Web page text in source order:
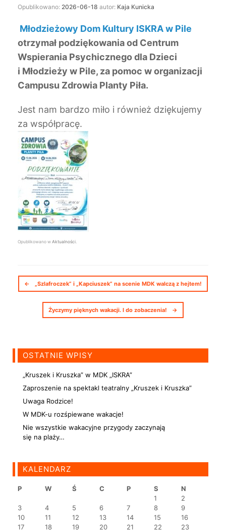
Opublikowano: 2026-06-18 autor: Kaja Kunicka
Młodzieżowy Dom Kultury ISKRA w Pile
otrzymał podziękowania od Centrum
Wspierania Psychicznego dla Dzieci
i Młodzieży w Pile, za pomoc w organizacji
Campusu Zdrowia Planty Piła.
Jest nam bardzo miło i również dziękujemy
za współpracę.
Opublikowano w Aktualności.
Nawigacja postów
← „Szlafroczek” i „Kapciuszek” na scenie MDK walczą z hejtem!
Życzymy pięknych wakacji. I do zobaczenia! →
OSTATNIE WPISY
„Kruszek i Kruszka” w MDK „ISKRA”
Zaproszenie na spektakl teatralny „Kruszek i Kruszka”
Uwaga Rodzice!
W MDK-u rozśpiewane wakacje!
Nie wszystkie wakacyjne przygody zaczynają
się na plaży…
KALENDARZ
P W Ś C P S
N
1
2
3
4 5 6 7 8
9
10
11 12 13 14 15
16
17
18 19 20 21 22
23